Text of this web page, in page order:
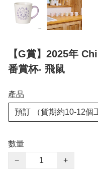
【G賞】2025年
番賞杯- 飛鼠
產品
預訂 （貨期約10-12個
數量
−
+